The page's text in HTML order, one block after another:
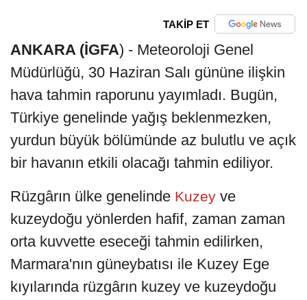
TAKİP ET
ANKARA (İGFA) - Meteoroloji Genel
Müdürlüğü, 30 Haziran Salı gününe ilişkin
hava tahmin raporunu yayımladı. Bugün,
Türkiye genelinde yağış beklenmezken,
yurdun büyük bölümünde az bulutlu ve açık
bir havanın etkili olacağı tahmin ediliyor.
Rüzgârın ülke genelinde Kuzey ve
kuzeydoğu yönlerden hafif, zaman zaman
orta kuvvette eseceği tahmin edilirken,
Marmara'nın güneybatısı ile Kuzey Ege
kıyılarında rüzgârın kuzey ve kuzeydoğu